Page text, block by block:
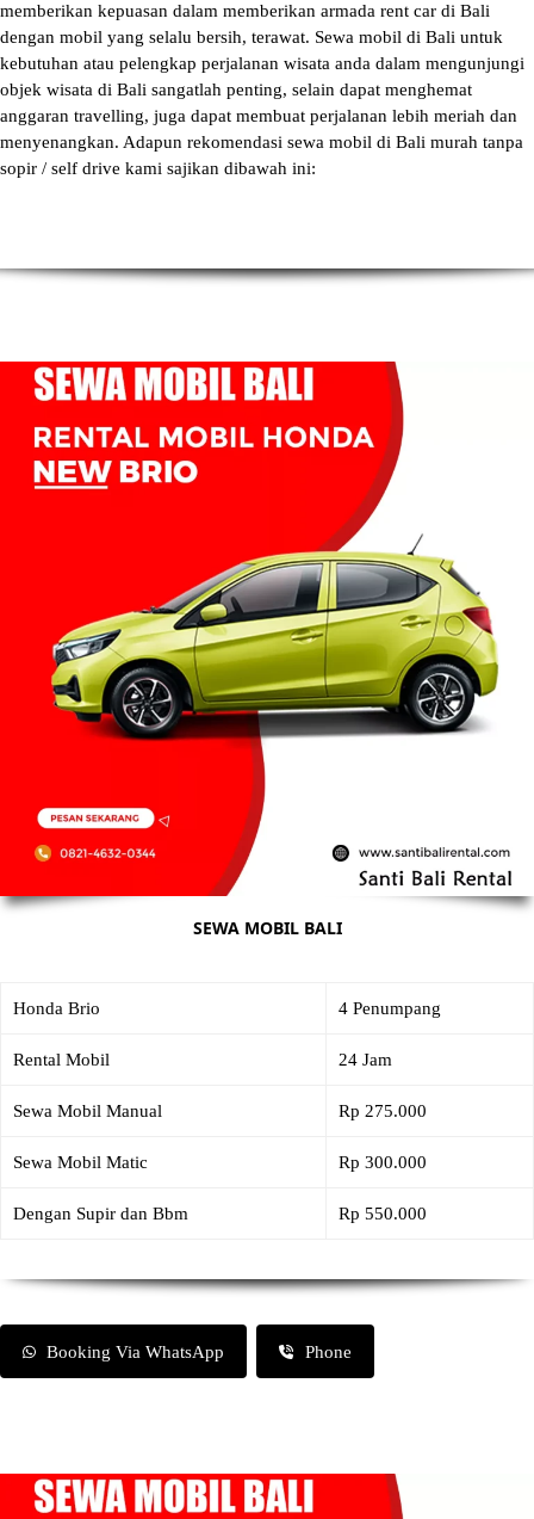
memberikan kepuasan dalam memberikan armada rent car di Bali
dengan mobil yang selalu bersih, terawat. Sewa mobil di Bali untuk
kebutuhan atau pelengkap perjalanan wisata anda dalam mengunjungi
objek wisata di Bali sangatlah penting, selain dapat menghemat
anggaran travelling, juga dapat membuat perjalanan lebih meriah dan
menyenangkan. Adapun rekomendasi sewa mobil di Bali murah tanpa
sopir / self drive kami sajikan dibawah ini:
SEWA MOBIL BALI
Honda Brio 4 Penumpang
Rental Mobil 24 Jam
Sewa Mobil Manual Rp 275.000
Sewa Mobil Matic Rp 300.000
Dengan Supir dan Bbm Rp 550.000
Booking Via WhatsApp Phone